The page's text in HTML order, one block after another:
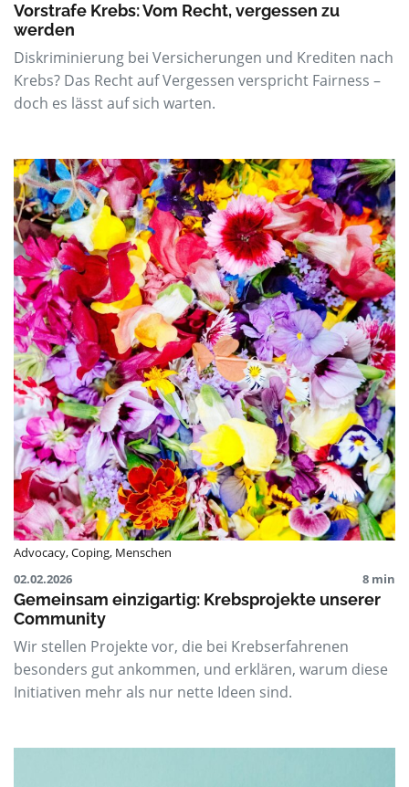
Vorstrafe Krebs: Vom Recht, vergessen zu
werden
Diskriminierung bei Versicherungen und Krediten nach
Krebs? Das Recht auf Vergessen verspricht Fairness –
doch es lässt auf sich warten.
Advocacy,Coping, Menschen
02.02.2026
8 min
Gemeinsam einzigartig: Krebsprojekte unserer
Community
Wir stellen Projekte vor, die bei Krebserfahrenen
besonders gut ankommen, und erklären, warum diese
Initiativen mehr als nur nette Ideen sind.